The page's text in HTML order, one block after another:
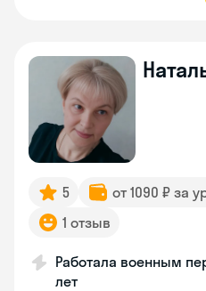
5 от 1090 ₽ за
1 отзыв
Работала военным
лет